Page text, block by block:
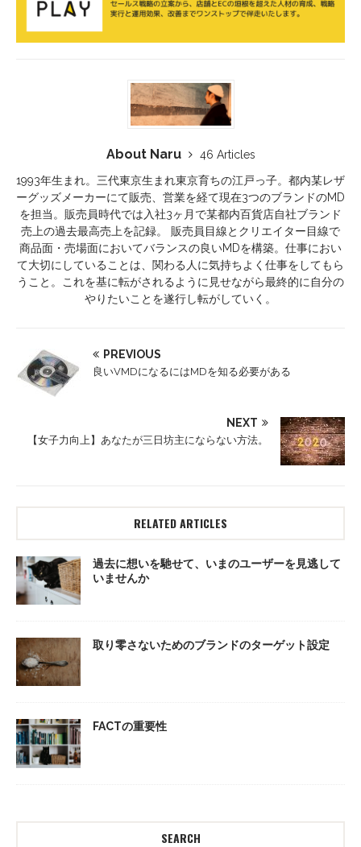
About Naru
46 Articles
1993年生まれ。三代東京生まれ東京育ちの江戸っ子。都内某レザ
ーグッズメーカーにて販売、営業を経て現在3つのブランドのMD
を担当。販売員時代では入社3ヶ月で某都内百貨店自社ブランド
売上の過去最高売上を記録。 販売員目線とクリエイター目線で
商品面・売場面においてバランスの良いMDを構築。仕事におい
て大切にしていることは、関わる人に気持ちよく仕事をしてもら
うこと。これを基に転がされるように見せながら最終的に自分の
やりたいことを遂行し転がしていく。
PREVIOUS
良いVMDになるにはMDを知る必要がある
NEXT
【女子力向上】あなたが三日坊主にならない方法。
RELATED ARTICLES
過去に想いを馳せて、いまのユーザーを見逃して
いませんか
取り零さないためのブランドのターゲット設定
FACTの重要性
SEARCH